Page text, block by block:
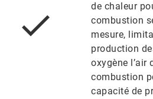
de chaleur
combustion
mesure,
production
oxygène l’air
combustion
capacité de